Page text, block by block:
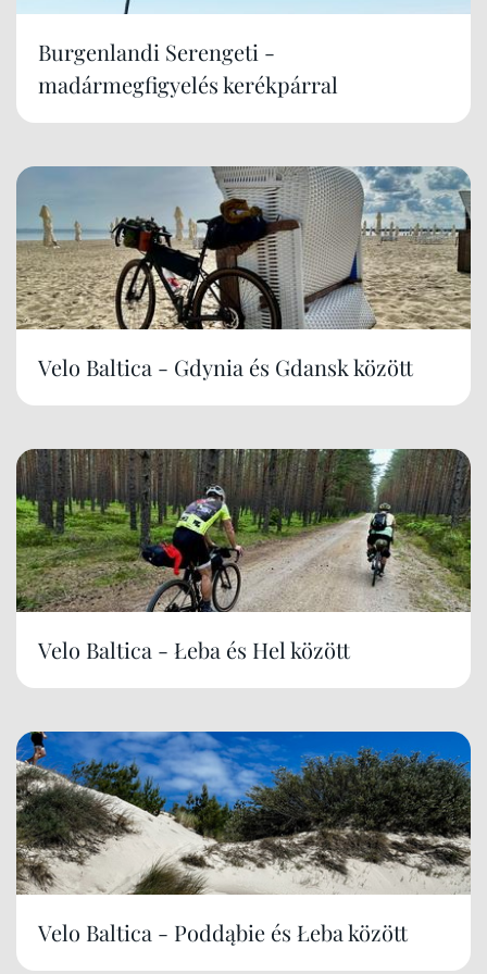
Burgenlandi Serengeti -
madármegfigyelés kerékpárral
Velo Baltica - Gdynia és Gdansk között
Velo Baltica - Łeba és Hel között
Velo Baltica - Poddąbie és Łeba között